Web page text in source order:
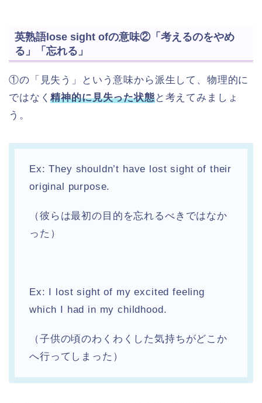
英熟語lose sight ofの意味②「考えるのをやめ
る」「忘れる」
①の「見失う」という意味から派生して、物理的に
ではなく精神的に見失った状態と考えてみましょ
う。
Ex: They shouldn’t have lost sight of their
original purpose.
（彼らは最初の目的を忘れるべきではなか
った）
Ex: I lost sight of my excited feeling
which I had in my childhood.
（子供の頃のわくわくした気持ちがどこか
へ行ってしまった）